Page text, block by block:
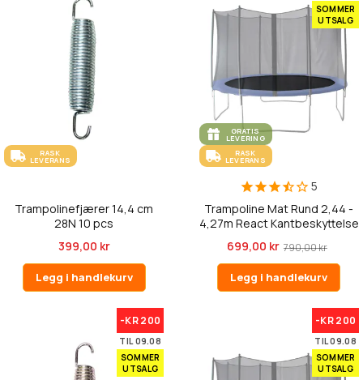
RASK
LEVERANS
Trampolinefjærer 14,4 cm
28N 10 pcs
399,00 kr
Legg i handlekurv
SOMMER
UTSALG
GRATIS
LEVERING
RASK
LEVERANS
5
Trampoline Mat Rund 2,44 -
4,27m React Kantbeskyttelse
699,00 kr 790,00 kr
Legg i handlekurv
-KR 200
TIL 09.08
SOMMER
UTSALG
-KR 200
TIL 09.08
SOMMER
UTSALG